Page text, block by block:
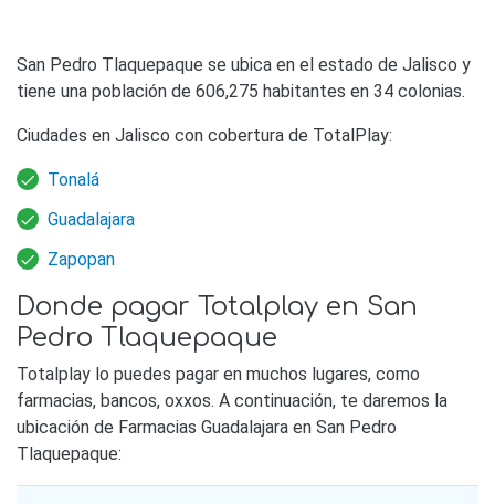
San Pedro Tlaquepaque se ubica en el estado de Jalisco y
tiene una población de 606,275 habitantes en 34 colonias.
Ciudades en Jalisco con cobertura de TotalPlay:
Tonalá
Guadalajara
Zapopan
Donde pagar Totalplay en San
Pedro Tlaquepaque
Totalplay lo puedes pagar en muchos lugares, como
farmacias, bancos, oxxos. A continuación, te daremos la
ubicación de Farmacias Guadalajara en San Pedro
Tlaquepaque: